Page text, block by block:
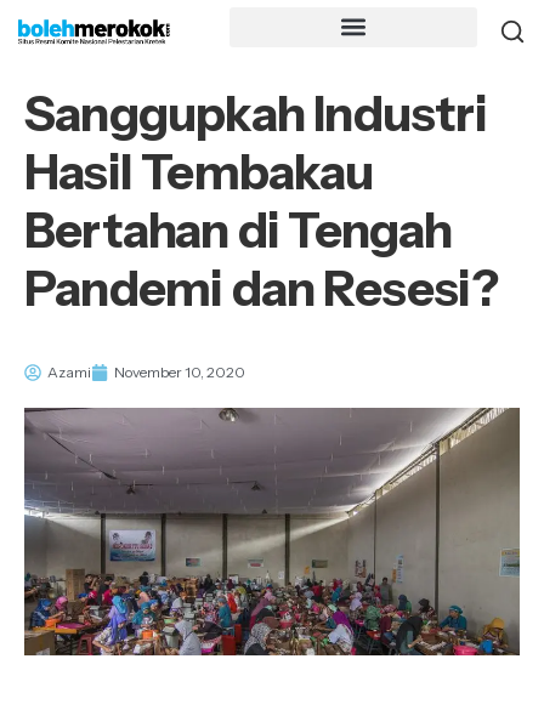
Sanggupkah Industri
Hasil Tembakau
Bertahan di Tengah
Pandemi dan Resesi?
Azami November 10, 2020